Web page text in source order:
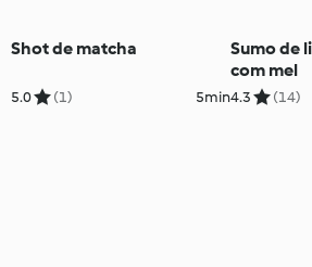
Shot de matcha
5.0 (1) 5min
Sumo de
com mel
4.3 (14)